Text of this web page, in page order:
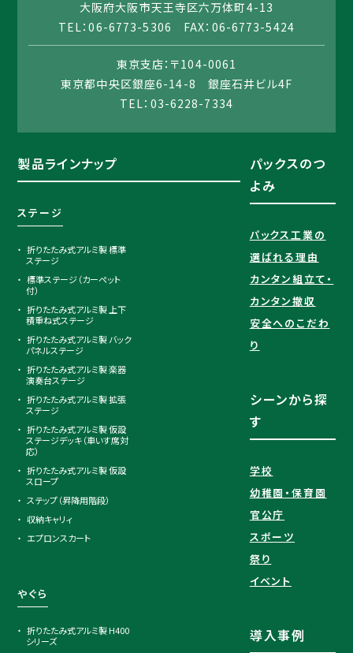
大阪府大阪市天王寺区六万体町4-13
TEL：06-6773-5306 FAX：06-6773-5424
東京支店：〒104-0061
東京都中央区銀座6-14-8 銀座石井ビル4F
TEL：03-6228-7334
製品ラインナップ
ステージ
折りたたみ式アルミ製 標準
ステージ
標準ステージ（カーペット
付）
折りたたみ式アルミ製 上下
積重ね式ステージ
折りたたみ式アルミ製 バック
パネルステージ
折りたたみ式アルミ製 楽器
演奏台ステージ
折りたたみ式アルミ製 拡張
ステージ
折りたたみ式アルミ製 仮設
ステージデッキ（車いす席対
応）
折りたたみ式アルミ製 仮設
スロープ
ステップ（昇降用階段）
収納キャリィ
エプロンスカート
やぐら
折りたたみ式アルミ製 H400
シリーズ
パックスのつ
よみ
パックス工業の
選ばれる理由​
カンタン組立て・
カンタン撤収
安全へのこだわ
り
シーンから探
す
学校
幼稚園・保育園
官公庁
スポーツ
祭り
イベント
導入事例